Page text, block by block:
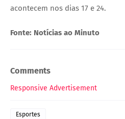
acontecem nos dias 17 e 24.
Fonte: Notícias ao Minuto
Comments
Responsive Advertisement
Esportes